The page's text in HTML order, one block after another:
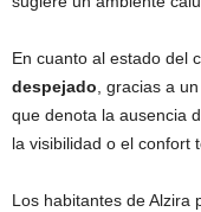
En cuanto al estado del
despejado, gracias a
que denota la ausencia
la visibilidad o el confort
Los habitantes de Alzira